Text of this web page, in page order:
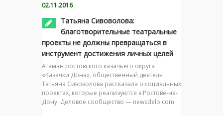
02.11.2016
Татьяна Сивоволова:
благотворительные театральные
проекты не должны превращаться в
инструмент достижения личных целей
Атаман ростовского казачьего округа
«Казачки Дона», общественный деятель
Татьяна Сивоволова рассказала о социальных
проектах, которые реализуются в Ростове-на-
Дону. Деловое сообщество — newsdelo.com